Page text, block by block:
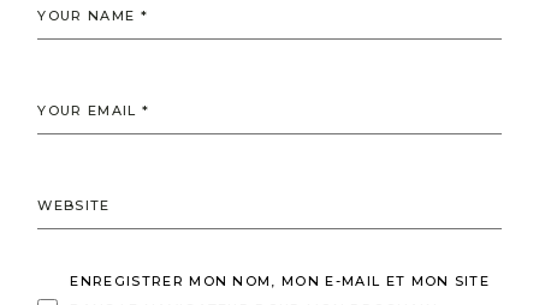
ENREGISTRER MON NOM, MON E-MAIL ET MON SITE